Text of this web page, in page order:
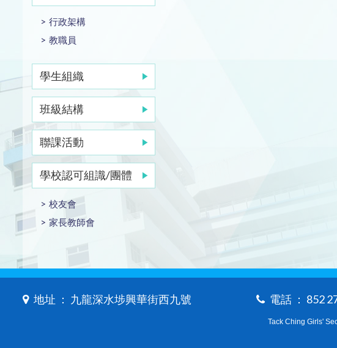
行政架構
教職員
學生組織
班級結構
聯課活動
學校認可組識/團體
校友會
家長教師會
地址 ： 九龍深水埗興華街西九號 電話 ： 852
Tack Ching Girls'